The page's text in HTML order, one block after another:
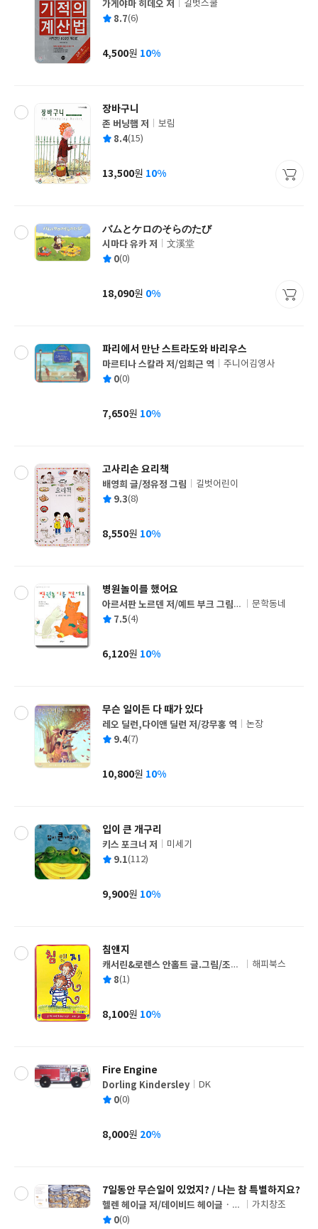
글
쓴
가게야마 히데오 저
출
사
길벗스쿨
평 8.7(6)
가
4,500원 10%
장바구니
글
쓴
존 버닝햄 저
출
사
보림
평 8.4(15)
가
13,500원 10%
バムとケロのそらのたび
글
쓴
시마다 유카 저
출
사
文溪堂
평 0(0)
가
18,090원 0%
파리에서 만난 스트라도와 바리우스
글
쓴
마르티나 스칼라 저/임희근 역
출
사
주니어김영사
평 0(0)
가
7,650원 10%
고사리손 요리책
글
쓴
배영희 글/정유정 그림
출
사
길벗어린이
평 9.3(8)
가
8,550원 10%
병원놀이를 했어요
글
쓴
아르서판 노르덴 저/예트 부크 그림/
손경성 역
출
사
문학동네
평 7.5(4)
가
6,120원 10%
무슨 일이든 다 때가 있다
글
쓴
레오 딜런,다이앤 딜런 저/강무홍 역
출
사
논장
평 9.4(7)
가
10,800원 10%
입이 큰 개구리
글
쓴
키스 포크너 저
출
사
미세기
평 9.1(112)
가
9,900원 10%
침앤지
글
쓴
캐서린&로렌스 안홀트 글.그림/조은
수 역
출
사
해피북스
평 8(1)
가
8,100원 10%
Fire Engine
글
쓴
Dorling Kindersley
출
사
DK
평 0(0)
가
8,000원 20%
7일동안 무슨일이 있었지? / 나는 참 특별하지요?
글
쓴
헬렌 헤이글 저/데이비드 헤이글ㆍ엘
리자베스 헤이글 그림
출
가치창조
평 0(0)